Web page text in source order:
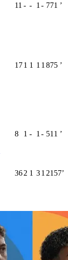
11 - - 1 - 771 ʼ
171 1 1 1 875 ʼ
8 1 - 1 - 511 ʼ
362 1 31 2157ʼ